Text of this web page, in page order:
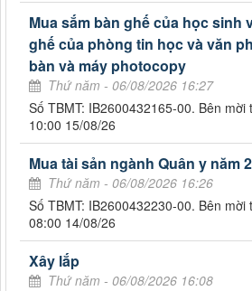
Mua sắm bàn ghế của học sinh
ghế của phòng tin học và văn
bàn và máy photocopy
Thứ năm - 06/08/2026 16:27
Số TBMT: IB2600432165-00. Bên
10:00 15/08/26
Mua tài sản ngành Quân y năm
Thứ năm - 06/08/2026 16:26
Số TBMT: IB2600432230-00. Bên
08:00 14/08/26
Xây lắp
Thứ năm - 06/08/2026 16:08